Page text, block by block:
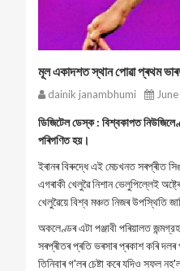
মূল একাদশত স্থান পোৱা প্ৰথম
dainik janambhumi
ডিজিটেল ডেস্ক : বিশ্বকাপত
পৰিগণিত হয়।
ইৰানৰ বিৰুদ্ধে এই মেচখনত সৰপ্ৰীত
এগৰাকী খেলুৱৈ নিশান ভেলুপিল্লেই
খেলুৱৈয়ে বিশ্ব মঞ্চত নিজৰ উপস্থিতি
অকলেণ্ডৰ এটা পঞ্জাবী পৰিয়ালত
সৰপ্ৰীতৰ প্ৰতি ভৰসাৰ প্ৰকাশ কৰি দলৰ
তিনিবাৰ গ'লৰ চেষ্টা কৰে যদিও সফল